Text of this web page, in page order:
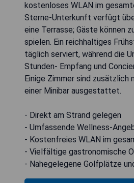
kostenloses WLAN im
Sterne-Unterkunft verfügt
eine Terrasse; Gäste können
spielen. Ein reichhaltiges
täglich serviert, während die
Stunden- Empfang und
Einige Zimmer sind zusätzlich
einer Minibar ausgestattet.
- Direkt am Strand gelegen
- Umfassende Wellness-
- Kostenfreies WLAN im
- Vielfältige gastronomische
- Nahegelegene Golfplätze